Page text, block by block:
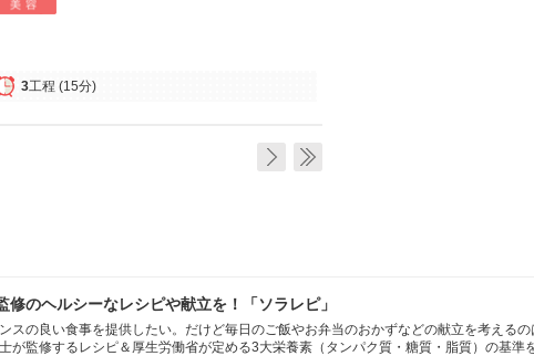
3工程 (15分)
のヘルシーなレシピや献立を！「ソラレピ」
スの良い食事を提供したい。だけど毎日のご飯やお弁当のおかずなどの献立を考えるの
が監修するレシピ＆厚生労働省が定める3大栄養素（タンパク質・糖質・脂質）の基準